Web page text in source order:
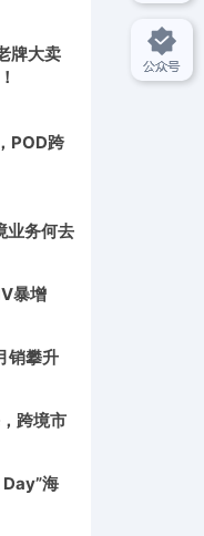
牌大卖
POD跨
业务何去
暴增
销攀升
跨境市
海